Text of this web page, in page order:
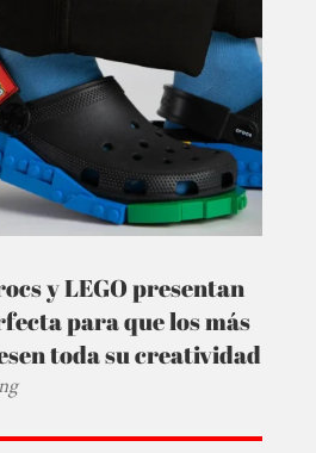
y LEGO presentan
para que los más
toda su creatividad